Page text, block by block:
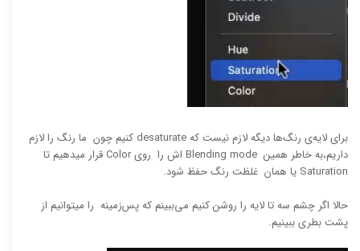
‫برای لایه‌ی رنگ‌ها دیگه لازم نیست که desaturate کنیم چون ما رنگ‌ را لازم
داریم،‫به خاطر همین Blending mode اش را روی Color قرار میدهیم تا
Saturation یا‫ همان غلظت رنگ‌ حفظ شود.
حالا اگر چشم سه تا لایه را روشن کنیم می‌ببینم که پس‌زمینه را میتوانیم از
پشت بطری ببینیم.